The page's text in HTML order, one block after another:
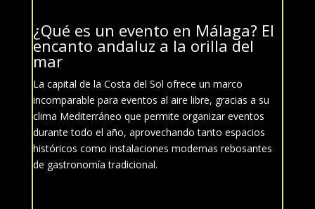
¿Qué es un evento en Málaga? El
encanto andaluz a la orilla del
mar
La capital de la Costa del Sol ofrece un marco
incomparable para eventos al aire libre, gracias a su
clima Mediterráneo que permite organizar eventos
durante todo el año, aprovechando tanto espacios
históricos como instalaciones modernas rebosantes
de gastronomía tradicional.